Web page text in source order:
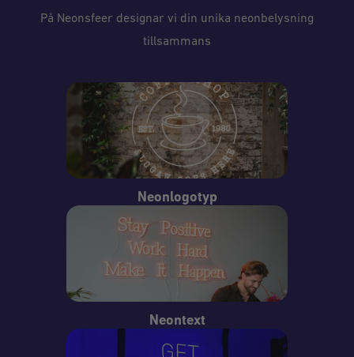
På Neonsfeer designar vi din unika neonbelysning
tillsammans
Neonlogotyp
Neontext